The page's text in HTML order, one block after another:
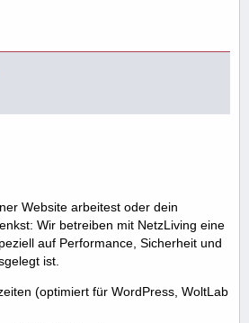
Website arbeitest oder dein
Wir betreiben mit NetzLiving eine
auf Performance, Sicherheit und
ist.
(optimiert für WordPress, WoltLab